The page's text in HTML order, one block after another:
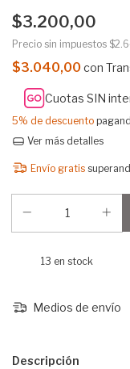
$3.200,00
Precio sin impuestos
$3.040,00 con
Cuotas SIN
5% de descuento
Ver más detalles
Envío gratis
13 en stock
Medios de envío
Descripción